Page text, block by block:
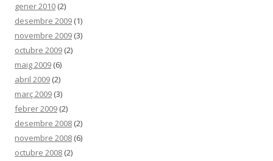
gener 2010 (2)
desembre 2009 (1)
novembre 2009 (3)
octubre 2009 (2)
maig 2009 (6)
abril 2009 (2)
març 2009 (3)
febrer 2009 (2)
desembre 2008 (2)
novembre 2008 (6)
octubre 2008 (2)